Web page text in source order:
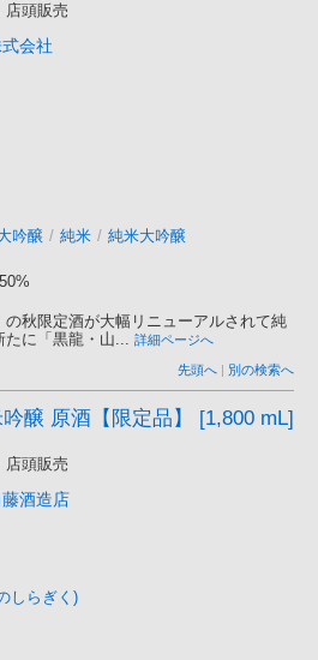
店頭販売
会社
吟醸 / 純米 / 純米大吟醸
50%
秋限定酒が大幅リニューアルされて純
たに「黒龍・山... 詳細ページへ
先頭へ | 別の検索へ
醸 原酒【限定品】 [1,800 mL]
店頭販売
酒造店
しらぎく)